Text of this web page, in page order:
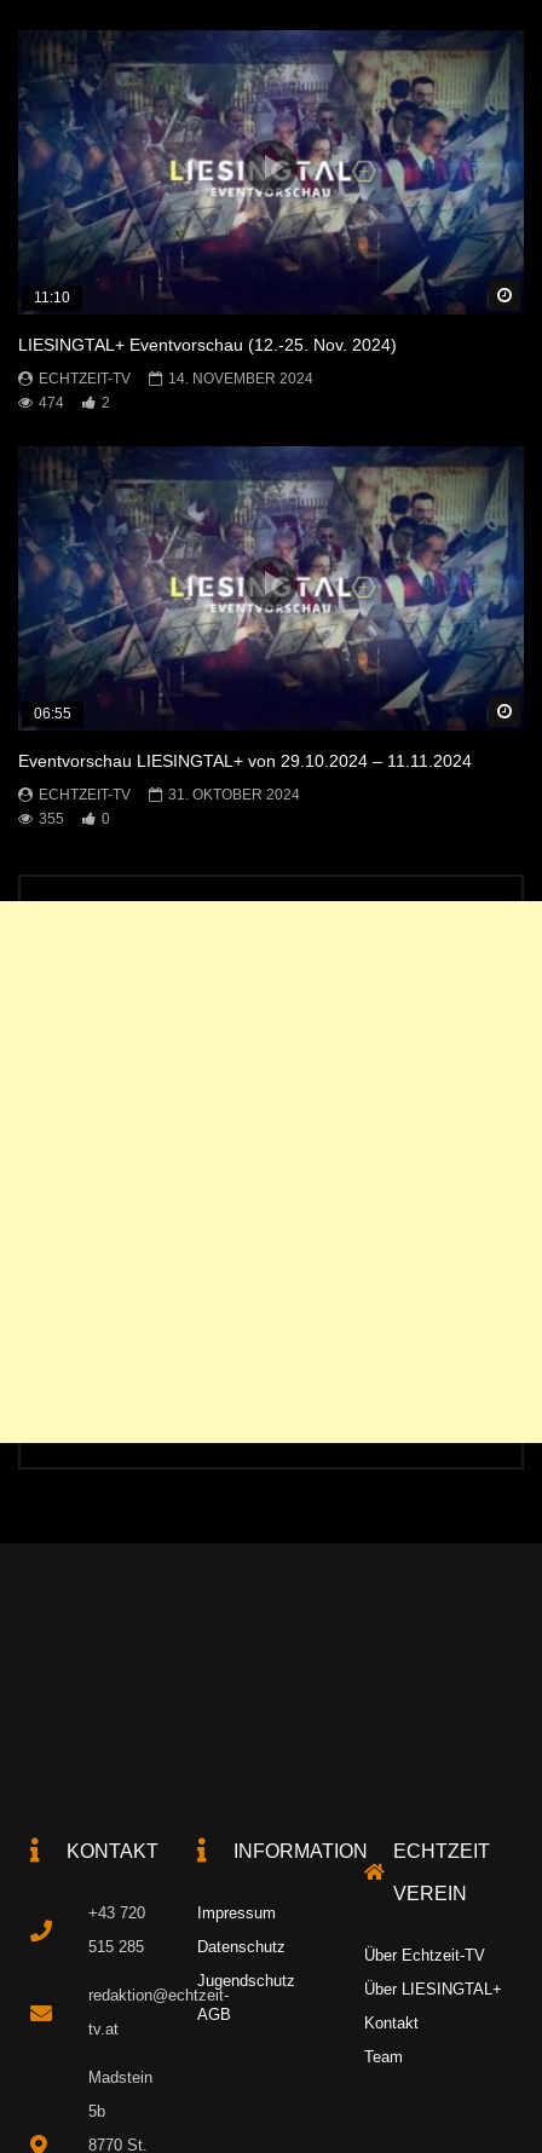
11:10
LIESINGTAL+ Eventvorschau (12.-25. Nov. 2024)
ECHTZEIT-TV
14. NOVEMBER 2024
474
2
06:55
Eventvorschau LIESINGTAL+ von 29.10.2024 – 11.11.2024
ECHTZEIT-TV
31. OKTOBER 2024
355
0
KONTAKT
+43 720
515 285
redaktion@echtzeit-
tv.at
Madstein
5b
8770 St.
INFORMATION
Impressum
Datenschutz
Jugendschutz
AGB
ECHTZEIT
VEREIN
Über Echtzeit-TV
Über LIESINGTAL+
Kontakt
Team